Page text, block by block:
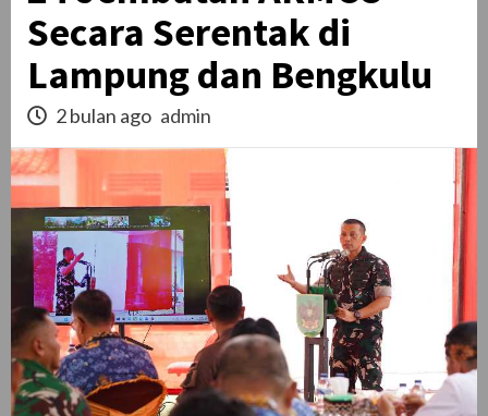
Secara Serentak di
Lampung dan Bengkulu
2 bulan ago admin